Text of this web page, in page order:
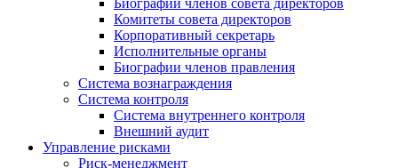
Биографии членов совета директоров
Комитеты совета директоров
Корпоративный секретарь
Исполнительные органы
Биографии членов правления
Система вознаграждения
Система контроля
Система внутреннего контроля
Внешний аудит
Управление рисками
Риск-менеджмент